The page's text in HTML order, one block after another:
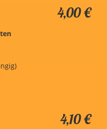
4,00 €
4,10 €